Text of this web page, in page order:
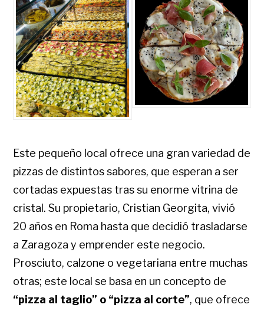
Este pequeño local ofrece una gran variedad de
pizzas de distintos sabores, que esperan a ser
cortadas expuestas tras su enorme vitrina de
cristal. Su propietario, Cristian Georgita, vivió
20 años en Roma hasta que decidió trasladarse
a Zaragoza y emprender este negocio.
Prosciuto, calzone o vegetariana entre muchas
otras; este local se basa en un concepto de
“pizza al taglio” o “pizza al corte”, que ofrece